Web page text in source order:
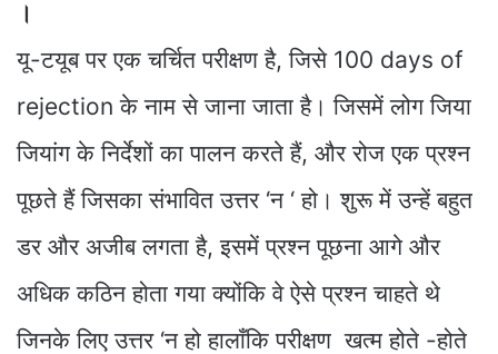
।
यू-टयूब पर एक चर्चित परीक्षण है, जिसे 100 days of
rejection के नाम से जाना जाता है। जिसमें लोग जिया
जियांग के निर्देशों का पालन करते हैं, और रोज एक प्रश्न
पूछते हैं जिसका संभावित उत्तर ‘न ‘ हो। शुरू में उन्हें बहुत
डर और अजीब लगता है, इसमें प्रश्न पूछना आगे और
अधिक कठिन होता गया क्योंकि वे ऐसे प्रश्न चाहते थे
जिनके लिए उत्तर ‘न हो हालाँकि परीक्षण खत्म होते -होते